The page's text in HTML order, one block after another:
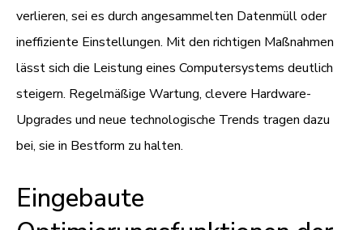
verlieren, sei es durch angesammelten Datenmüll oder
ineffiziente Einstellungen. Mit den richtigen Maßnahmen
lässt sich die Leistung eines Computersystems deutlich
steigern. Regelmäßige Wartung, clevere Hardware-
Upgrades und neue technologische Trends tragen dazu
bei, sie in Bestform zu halten.
Eingebaute